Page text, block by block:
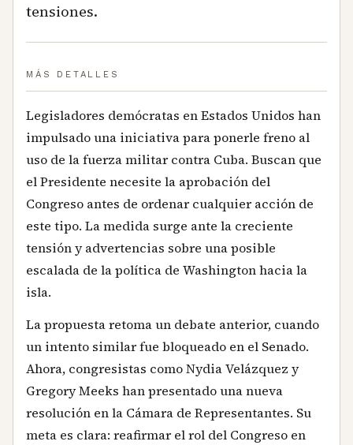
tensiones.
MÁS DETALLES
Legisladores demócratas en Estados Unidos han
impulsado una iniciativa para ponerle freno al
uso de la fuerza militar contra Cuba. Buscan que
el Presidente necesite la aprobación del
Congreso antes de ordenar cualquier acción de
este tipo. La medida surge ante la creciente
tensión y advertencias sobre una posible
escalada de la política de Washington hacia la
isla.
La propuesta retoma un debate anterior, cuando
un intento similar fue bloqueado en el Senado.
Ahora, congresistas como Nydia Velázquez y
Gregory Meeks han presentado una nueva
resolución en la Cámara de Representantes. Su
meta es clara: reafirmar el rol del Congreso en